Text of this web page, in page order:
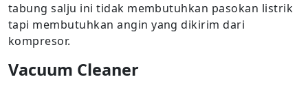
tabung salju ini tidak membutuhkan pasokan listrik
tapi membutuhkan angin yang dikirim dari
kompresor.
Vacuum Cleaner